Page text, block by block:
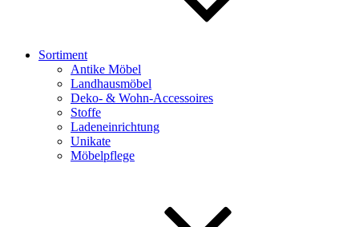
Sortiment
Antike Möbel
Landhausmöbel
Deko- & Wohn-Accessoires
Stoffe
Ladeneinrichtung
Unikate
Möbelpflege